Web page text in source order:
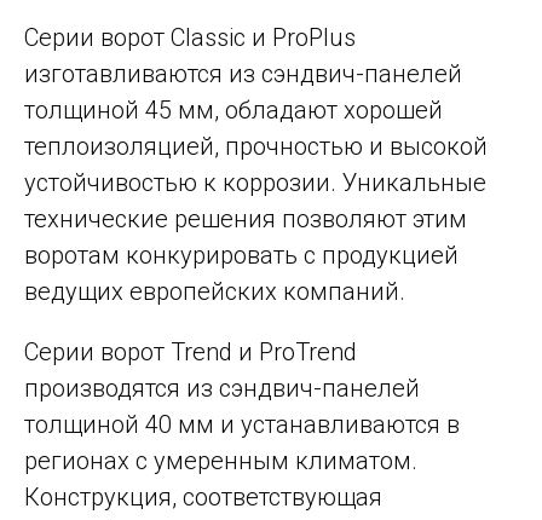
Серии ворот Classic и ProPlus
изготавливаются из сэндвич-панелей
толщиной 45 мм, обладают хорошей
теплоизоляцией, прочностью и высокой
устойчивостью к коррозии. Уникальные
технические решения позволяют этим
воротам конкурировать с продукцией
ведущих европейских компаний.
Серии ворот Trend и ProTrend
производятся из сэндвич-панелей
толщиной 40 мм и устанавливаются в
регионах с умеренным климатом.
Конструкция, соответствующая